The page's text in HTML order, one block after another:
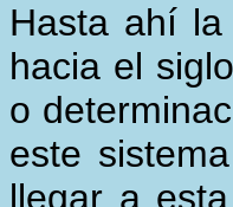
Hasta ahí
hacia el
o
este
llegar a